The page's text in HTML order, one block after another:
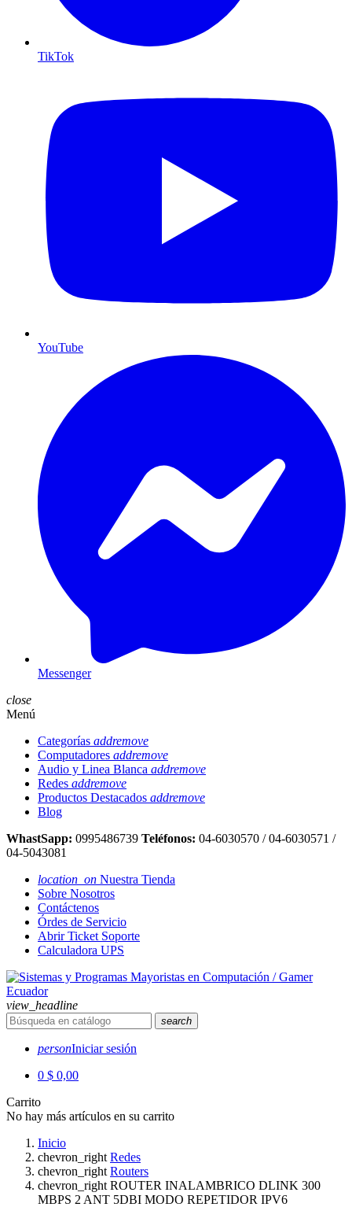
TikTok
YouTube
Messenger
close
Menú
Categorías addremove
Computadores addremove
Audio y Linea Blanca addremove
Redes addremove
Productos Destacados addremove
Blog
WhastSapp: 0995486739 Teléfonos: 04-6030570 / 04-6030571 /
04-5043081
location_on Nuestra Tienda
Sobre Nosotros
Contáctenos
Órdes de Servicio
Abrir Ticket Soporte
Calculadora UPS
view_headline
search
personIniciar sesión
0 $ 0,00
Carrito
No hay más artículos en su carrito
Inicio
chevron_right Redes
chevron_right Routers
chevron_right ROUTER INALAMBRICO DLINK 300
MBPS 2 ANT 5DBI MODO REPETIDOR IPV6